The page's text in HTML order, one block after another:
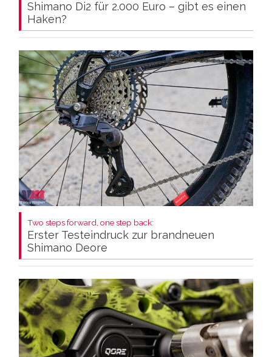
Shimano Di2 für 2.000 Euro – gibt es einen
Haken?
Two steps forward, one step back:
Erster Testeindruck zur brandneuen
Shimano Deore